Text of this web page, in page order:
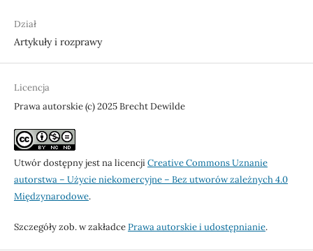
Dział
Artykuły i rozprawy
Licencja
Prawa autorskie (c) 2025 Brecht Dewilde
Utwór dostępny jest na licencjiCreative Commons Uznanie
autorstwa – Użycie niekomercyjne – Bez utworów zależnych 4.0
Międzynarodowe.
Szczegóły zob. w zakładcePrawa autorskie i udostępnianie.